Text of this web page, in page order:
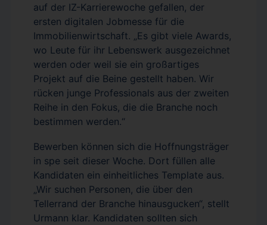
auf der IZ-Karrierewoche gefallen, der
ersten digitalen Jobmesse für die
Immobilienwirtschaft. „Es gibt viele Awards,
wo Leute für ihr Lebenswerk ausgezeichnet
werden oder weil sie ein großartiges
Projekt auf die Beine gestellt haben. Wir
rücken junge Professionals aus der zweiten
Reihe in den Fokus, die die Branche noch
bestimmen werden.“
Bewerben können sich die Hoffnungsträger
in spe seit dieser Woche. Dort füllen alle
Kandidaten ein einheitliches Template aus.
„Wir suchen Personen, die über den
Tellerrand der Branche hinausgucken“, stellt
Urmann klar. Kandidaten sollten sich